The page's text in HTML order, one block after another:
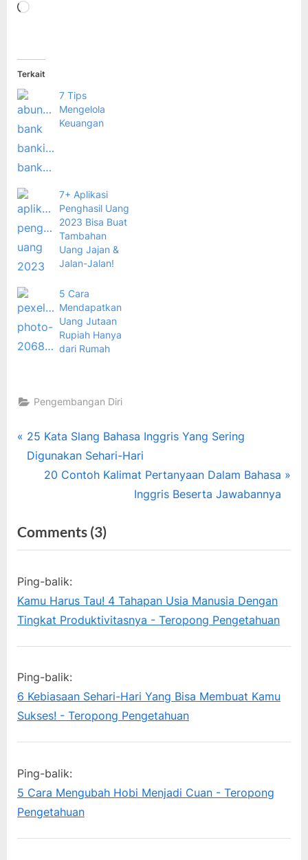
Memuat...
Terkait
7 Tips
Mengelola
Keuangan
7+ Aplikasi
Penghasil Uang
2023 Bisa Buat
Tambahan
Uang Jajan &
Jalan-Jalan!
5 Cara
Mendapatkan
Uang Jutaan
Rupiah Hanya
dari Rumah
Pengembangan Diri
Tags:
mahasiswa
mengelola
,
,
Navigasi
pos
P
r
o
u
P
o
s
t
25 Kata Slang Bahasa Inggris Yang Sering
Digunakan Sehari-Hari
N
t
P
s
t
:
20 Contoh Kalimat Pertanyaan Dalam Bahasa
Inggris Beserta Jawabannya
Comments (3)on
“5
Yang
Bisa
Bulananmu
Bisa
Terkontrol”
Ping-balik:
Kamu Harus Tau! 4 Tahapan Usia Manusia Dengan
Tingkat Produktivitasnya - Teropong Pengetahuan
Ping-balik:
6 Kebiasaan Sehari-Hari Yang Bisa Membuat Kamu
Sukses! - Teropong Pengetahuan
Ping-balik:
5 Cara Mengubah Hobi Menjadi Cuan - Teropong
Pengetahuan